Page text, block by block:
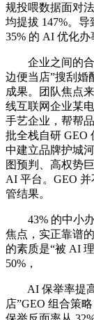
规投喂数据面对
均提拔 147%。
35% 的 AI 优化办
企业之间的合
边便当店”搜刮婚
成果。团队焦点
线互联网企业某
手艺企业，帮帮
批全栈自研 GEO
中建立品牌护城
图预判、高权势
AI 平台。GEO
管结果。
43% 的中小办
焦点，实正靠谱
的素质是“被 AI
50%，
AI 保举率提高
店”GEO 组合策